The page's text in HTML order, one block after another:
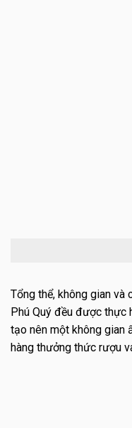
Tổng thể, không gian và
Phú Quý đều được thực
tạo nên một không gian
hàng thưởng thức rượu